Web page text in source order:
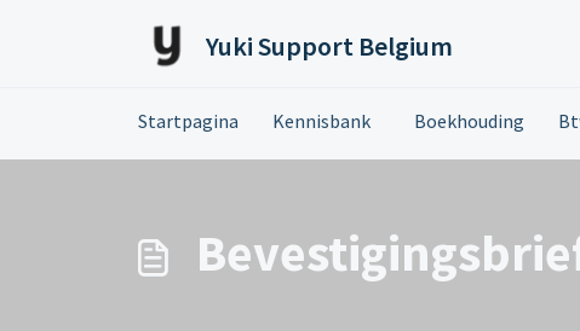
Yuki Support Belgium
Startpagina Kennisbank Boekhouding